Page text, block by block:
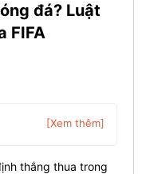
đá? Luật
FIFA
[Xem thêm]
thắng thua trong